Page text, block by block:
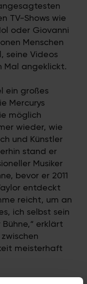
TV-Shows wie
oder Giovanni
Menschen
seine Videos
Mal angeklickt.
ein großes
Mercurys
möglich
wieder, wie
und Künstler
stand er
Musiker
bevor er 2011
entdeckt
reicht, um an
ich selbst sein
erklärt
meisterhaft